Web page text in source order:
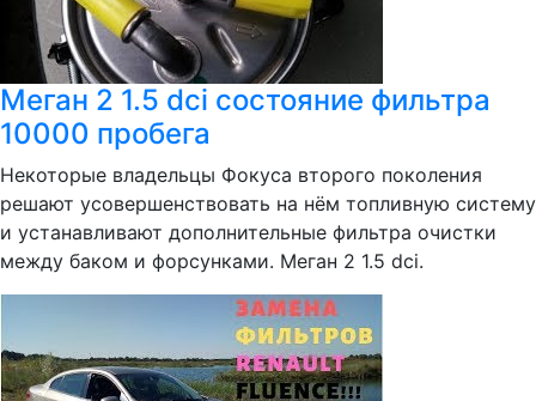
Меган 2 1.5 dci состояние фильтра
10000 пробега
Некоторые владельцы Фокуса второго поколения
решают усовершенствовать на нём топливную систему
и устанавливают дополнительные фильтра очистки
между баком и форсунками. Меган 2 1.5 dci.